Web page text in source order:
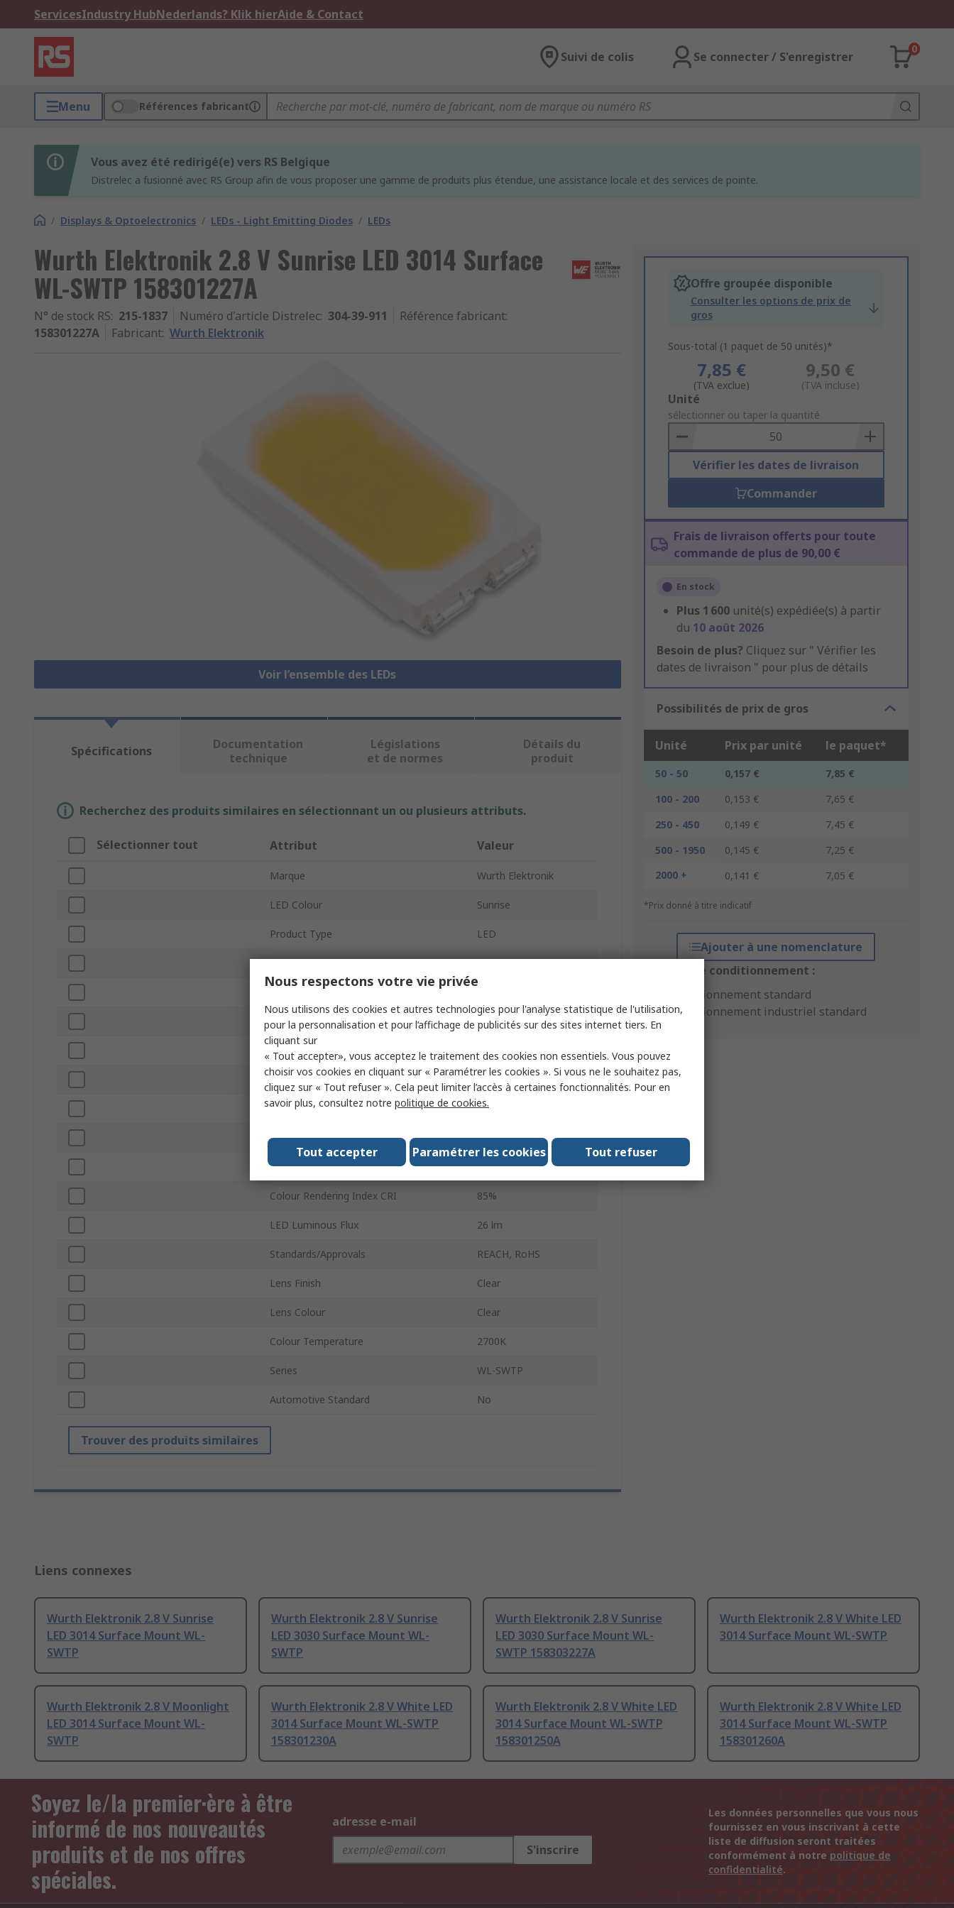
ServicesIndustry HubNederlands? Klik hierAide & Contact
Suivi de colis Se connecter / S'enregistrer
0
Menu Références fabricant
Vous avez été redirigé(e) vers RS Belgique
Distrelec a fusionné avec RS Group afin de vous proposer une gamme de produits plus étendue, une assistance locale et des services de pointe.
/ Displays & Optoelectronics / LEDs - Light Emitting Diodes / LEDs
Wurth Elektronik 2.8 V Sunrise LED 3014 Surface
WL-SWTP 158301227A
N° de stock RS: 215-1837 Numéro d'article Distrelec: 304-39-911 Référence fabricant:
158301227A
Fabricant: Wurth Elektronik
Voir l’ensemble des LEDs
Offre groupée disponible
Consulter les options de prix de
gros
Sous-total (1 paquet de 50 unités)*
7,85 €
(TVA exclue)
9,50 €
(TVA incluse)
Add
to
Basket
Unité
sélectionner ou taper la quantité
Vérifier les dates de livraison
Commander
Frais de livraison offerts pour toute
commande de plus de 90,00 €
En stock
Plus 1 600 unité(s) expédiée(s) à partir
du 10 août 2026
Besoin de plus? Cliquez sur " Vérifier les
dates de livraison " pour plus de détails
Possibilités de prix de gros
Unité Prix par unité le paquet*
50 - 50 0,157 €
7,85 €
100 - 200
0,153 €
7,65 €
250 - 450
0,149 €
7,45 €
500 - 1950
0,145 €
7,25 €
2000 +
0,141 € 7,05 €
*Prix donné à titre indicatif
Ajouter à une nomenclature
Options de conditionnement :
Conditionnement standard
Conditionnement industriel standard
Spécifications
Documentation
technique
Législations
et de normes
Détails du
produit
Recherchez des produits similaires en sélectionnant un ou plusieurs attributs.
Sélectionner tout Attribut Valeur
Marque Wurth Elektronik
LED Colour Sunrise
Product Type LED
Package Type 3014
Maximum Forward Current
Packaging Tape & Reel
Mount Type Surface
Number of LEDs 1
Maximum Power Dissipation 500mW
Forward Voltage 2.8V
Viewing Angle 120 °
Colour Rendering Index CRI 85%
LED Luminous Flux 26 lm
Standards/Approvals REACH, RoHS
Lens Finish Clear
Lens Colour Clear
Colour Temperature 2700K
Series WL-SWTP
Automotive Standard No
Trouver des produits similaires
Liens connexes
Wurth Elektronik 2.8 V Sunrise
LED 3014 Surface Mount WL-
SWTP
Wurth Elektronik 2.8 V Sunrise
LED 3030 Surface Mount WL-
SWTP
Wurth Elektronik 2.8 V Sunrise
LED 3030 Surface Mount WL-
SWTP 158303227A
Wurth Elektronik 2.8 V White LED
3014 Surface Mount WL-SWTP
Wurth Elektronik 2.8 V Moonlight
LED 3014 Surface Mount WL-
SWTP
Wurth Elektronik 2.8 V White LED
3014 Surface Mount WL-SWTP
158301230A
Wurth Elektronik 2.8 V White LED
3014 Surface Mount WL-SWTP
158301250A
Wurth Elektronik 2.8 V White LED
3014 Surface Mount WL-SWTP
158301260A
Soyez le/la premier·ère à être
informé de nos nouveautés
produits et de nos offres
spéciales.
adresse e-mail
S'inscrire
Les données personnelles que vous nous
fournissez en vous inscrivant à cette
liste de diffusion seront traitées
conformément à notre politique de
confidentialité.
Nous respectons votre vie privée
Nous utilisons des cookies et autres technologies pour l'analyse statistique de l'utilisation,
pour la personnalisation et pour l’affichage de publicités sur des sites internet tiers. En
cliquant sur
« Tout accepter», vous acceptez le traitement des cookies non essentiels. Vous pouvez
choisir vos cookies en cliquant sur « Paramétrer les cookies ». Si vous ne le souhaitez pas,
cliquez sur « Tout refuser ». Cela peut limiter l’accès à certaines fonctionnalités. Pour en
savoir plus, consultez notre politique de cookies.
Tout accepter Paramétrer les cookies Tout refuser